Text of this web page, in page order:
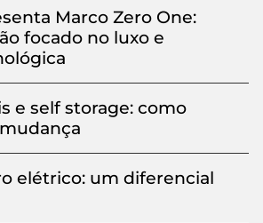
Marco Zero One:
focado no luxo e
e self storage: como
elétrico: um diferencial